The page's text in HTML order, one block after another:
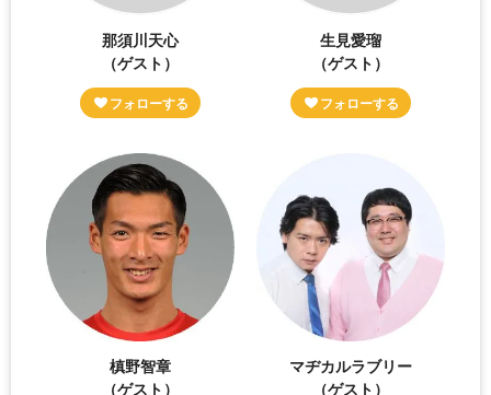
那須川天心
（ゲスト）
生見愛瑠
（ゲスト）
槙野智章
（ゲスト）
マヂカルラブリー
（ゲスト）